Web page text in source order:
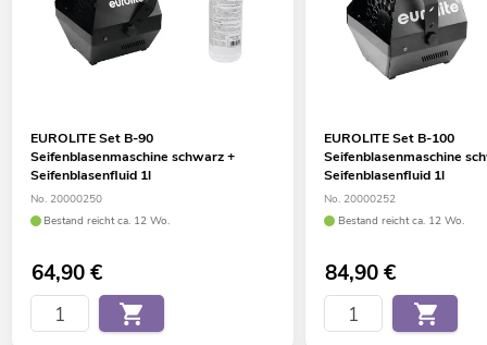
EUROLITE Set B-90
Seifenblasenmaschine schwarz +
Seifenblasenfluid 1l
No. 20000250
Bestand reicht ca. 12 Wo.
64,90€
EUROLITE Set B-100
Seifenblasenmaschine
Seifenblasenfluid 1l
No. 20000252
Bestand reicht ca. 12 Wo.
84,90€